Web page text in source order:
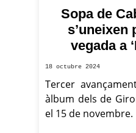
Sopa de
s’uneixen
vegada a
18 octubre 2024
Tercer
àlbum dels de
el 15 de novembre.